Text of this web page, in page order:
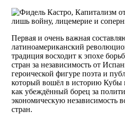
Первая и очень важная
латиноамериканский
традиция восходит к эпохе
стран за независимость от
героической фигуре поэта и
который вошёл в историю Кубы
как убеждённый борец за
экономическую независимость
стран.